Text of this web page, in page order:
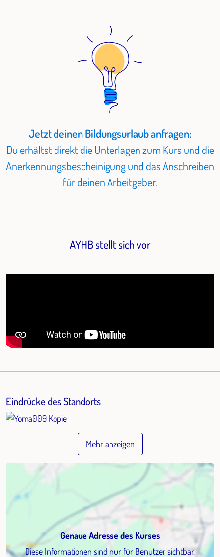
Jetzt deinen Bildungsurlaub anfragen:
Du erhältst direkt die Unterlagen zum Kurs und die
Anerkennungsbescheinigung und das Anschreiben
für deinen Arbeitgeber.
AYHB stellt sich vor
Eindrücke des Standorts
Mehr anzeigen
Genaue Adresse des Kurses
Diese Informationen sind nur für Benutzer sichtbar.